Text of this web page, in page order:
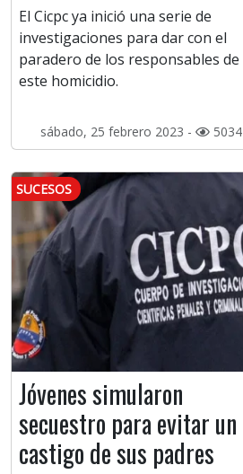
El Cicpc ya inició una serie de
investigaciones para dar con el
paradero de los responsables de
este homicidio.
sábado, 25 febrero 2023 - 5034
SUCESOS
Jóvenes simularon
secuestro para evitar un
castigo de sus padres